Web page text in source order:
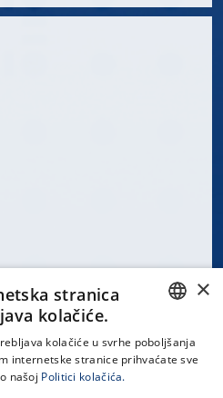
CROATIAN
×
stranica
kolačiće.
kolačiće u svrhe poboljšanja
internetske stranice prihvaćate sve
našoj Politici kolačića.